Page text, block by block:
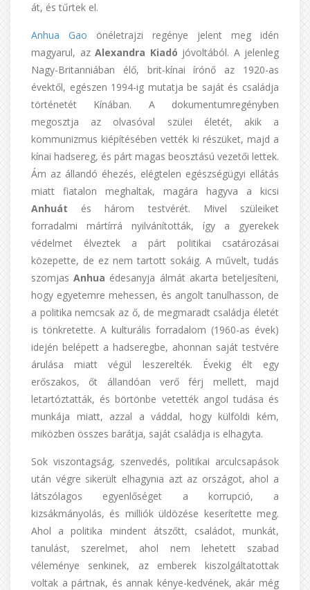
át, és tűrtek el.
Anhua Gao önéletrajzi regénye jelent meg idén
magyarul, az Alexandra Kiadó jóvoltából. A jelenleg
Nagy-Britanniában élő, brit-kínai írónő az 1920-as
évektől, egészen 1994-ig mutatja be saját és családja
történetét Kínában. A dokumentumregényben
megosztja az olvasóval szülei életét, akik a
kommunizmus kiépítésében vették ki részüket, majd a
kínai hadsereg, és párt magas beosztású vezetői lettek.
Ám az állandó éhezés, elégtelen egészségügyi ellátás
miatt fiatalon meghaltak, magára hagyva a kicsi
Anhuát és három testvérét. Mivel szüleiket
forradalmi mártírrá nyilvánították, így a gyerekek
védelmet élveztek a párt politikai csatározásai
közepette, de ez nem tartott sokáig. A művelt, tudás
szomjasAnhua édesanyja álmát akarta beteljesíteni,
hogy egyetemre mehessen, és angolt tanulhasson, de
a politika nemcsak az ő, de megmaradt családja életét
is tönkretette. A kulturális forradalom (1960-as évek)
idején belépett a hadseregbe, ahonnan saját testvére
árulása miatt végül leszerelték. Évekig élt egy
erőszakos, őt állandóan verő férj mellett, majd
letartóztatták, és börtönbe vetették angol tudása és
munkája miatt, azzal a váddal, hogy külföldi kém,
miközben összes barátja, saját családja is elhagyta.
Sok viszontagság, szenvedés, politikai arculcsapások
után végre sikerült elhagynia azt az országot, ahol a
látszólagos egyenlőséget a korrupció, a
kizsákmányolás, és milliók üldözése keserítette meg.
Ahol a politika mindent átszőtt, családot, munkát,
tanulást, szerelmet, ahol nem lehetett szabad
véleménye senkinek, az emberek kiszolgáltatottak
voltak a pártnak, és annak kénye-kedvének, akár még